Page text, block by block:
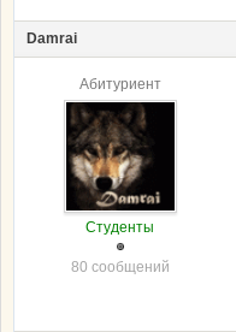
Damrai
Абитуриент
Студенты
80 сообщений